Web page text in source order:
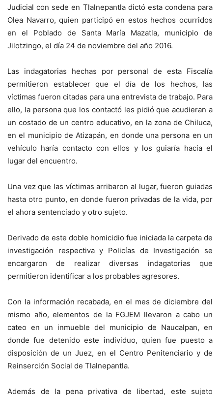
Judicial con sede en Tlalnepantla dictó esta condena para
Olea Navarro, quien participó en estos hechos ocurridos
en el Poblado de Santa María Mazatla, municipio de
Jilotzingo, el día 24 de noviembre del año 2016.
Las indagatorias hechas por personal de esta Fiscalía
permitieron establecer que el día de los hechos, las
víctimas fueron citadas para una entrevista de trabajo. Para
ello, la persona que los contactó les pidió que acudieran a
un costado de un centro educativo, en la zona de Chiluca,
en el municipio de Atizapán, en donde una persona en un
vehículo haría contacto con ellos y los guiaría hacia el
lugar del encuentro.
Una vez que las víctimas arribaron al lugar, fueron guiadas
hasta otro punto, en donde fueron privadas de la vida, por
el ahora sentenciado y otro sujeto.
Derivado de este doble homicidio fue iniciada la carpeta de
investigación respectiva y Policías de Investigación se
encargaron de realizar diversas indagatorias que
permitieron identificar a los probables agresores.
Con la información recabada, en el mes de diciembre del
mismo año, elementos de la FGJEM llevaron a cabo un
cateo en un inmueble del municipio de Naucalpan, en
donde fue detenido este individuo, quien fue puesto a
disposición de un Juez, en el Centro Penitenciario y de
Reinserción Social de Tlalnepantla.
Además de la pena privativa de libertad, este sujeto